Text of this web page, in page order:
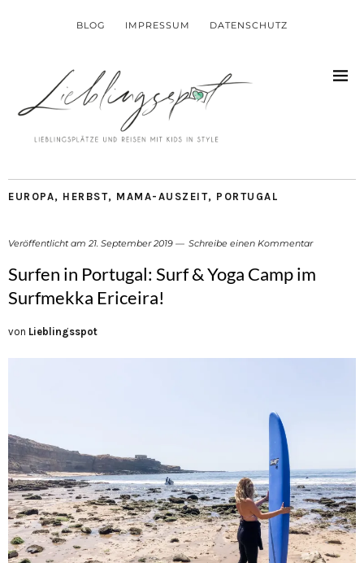
BLOG IMPRESSUM DATENSCHUTZ
EUROPA, HERBST, MAMA-AUSZEIT, PORTUGAL
Veröffentlicht am 21. September 2019 Schreibe einen Kommentar
Surfen in Portugal: Surf & Yoga Camp im
Surfmekka Ericeira!
von Lieblingsspot